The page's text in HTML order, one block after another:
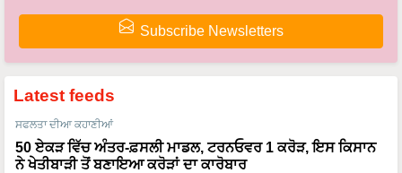
Subscribe Newsletters
Latest feeds
ਸਫਲਤਾ ਦੀਆ ਕਹਾਣੀਆਂ
50 ਏਕੜ ਵਿੱਚ ਅੰਤਰ-ਫ਼ਸਲੀ ਮਾਡਲ, ਟਰਨਓਵਰ 1 ਕਰੋੜ, ਇਸ ਕਿਸਾਨ
ਨੇ ਖੇਤੀਬਾੜੀ ਤੋਂ ਬਣਾਇਆ ਕਰੋੜਾਂ ਦਾ ਕਾਰੋਬਾਰ